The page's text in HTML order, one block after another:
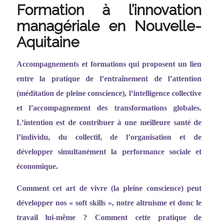
Formation à l’innovation
managériale en Nouvelle-
Aquitaine
Accompagnements et formations qui proposent un lien
entre la pratique de l’entraînement de l’attention
(méditation de pleine conscience), l’intelligence collective
et l’accompagnement des transformations globales.
L’intention est de contribuer à une meilleure santé de
l’individu, du collectif, de l’organisation et de
développer simultanément la performance sociale et
économique.
Comment cet art de vivre (la pleine conscience) peut
développer nos « soft skills», notre altruisme et donc le
travail lui-même ? Comment cette pratique de